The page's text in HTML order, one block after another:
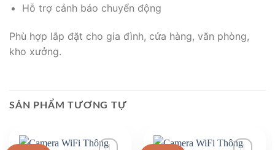
Hỗ trợ cảnh báo chuyển động
Phù hợp lắp đặt cho gia đình, cửa hàng, văn phòng,
kho xưởng.
SẢN PHẨM TƯƠNG TỰ